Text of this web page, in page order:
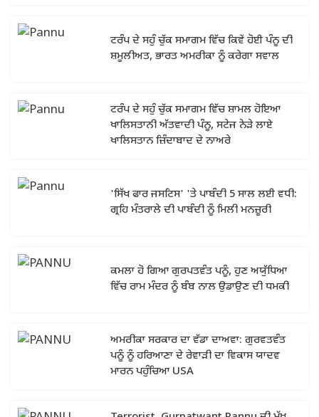
ਟਰੰਪ ਦੇ ਸਹੁੰ ਚੁੱਕ ਸਮਾਗਮ ਵਿੱਚ ਕਿਵੇਂ ਹੋਈ ਪੰਨੂ ਦੀ
ਸ਼ਮੂਲੀਅਤ, ਭਾਰਤ ਅਮਰੀਕਾ ਨੂੰ ਕਰੇਗਾ ਸਵਾਲ
ਟਰੰਪ ਦੇ ਸਹੁੰ ਚੁੱਕ ਸਮਾਗਮ ਵਿੱਚ ਸ਼ਾਮਲ ਹੋਇਆ
ਖਾਲਿਸਤਾਨੀ ਅੱਤਵਾਦੀ ਪੰਨੂ, ਸਟੇਜ ਨੇੜੇ ਲਾਏ
ਖਾਲਿਸਤਾਨ ਜ਼ਿੰਦਾਬਾਦ ਦੇ ਨਾਅਰੇ
'ਸਿੱਖ ਫਾਰ ਜਸਟਿਸ' 'ਤੇ ਪਾਬੰਦੀ 5 ਸਾਲ ਲਈ ਵਧੀ:
ਗ੍ਰਹਿ ਮੰਤਰਾਲੇ ਦੀ ਪਾਬੰਦੀ ਨੂੰ ਮਿਲੀ ਮਨਜ਼ੂਰੀ
ਕਮਲਾ ਹੋ ਗਿਆ ਗੁਰਪਤਵੰਤ ਪਨੂੰ, ਹੁਣ ਅਯੁੱਧਿਆ
ਵਿੱਚ ਰਾਮ ਮੰਦਰ ਨੂੰ ਬੰਬ ਨਾਲ ਉਡਾਉਣ ਦੀ ਧਮਕੀ
ਅਮਰੀਕਾ ਸਰਕਾਰ ਦਾ ਵੱਡਾ ਦਾਅਵਾ: ਗੁਰਵਤਵੰਤ
ਪਨੂੰ ਨੂੰ ਹਰਿਆਣਾ ਦੇ ਰੇਵਾੜੀ ਦਾ ਵਿਕਾਸ ਯਾਦਵ
ਮਾਰਨ ਪਹੁੰਚਿਆ USA